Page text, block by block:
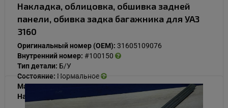
Накладка, облицовка, обшивка задней
панели, обивка задка багажника для УАЗ
3160
Оригинальный номер (OEM): 31605109076
Внутренний номер: #100150
Тип детали: Б/У
Состояние: Нормальное
Материал:Пластик
Наличие:
В наличии